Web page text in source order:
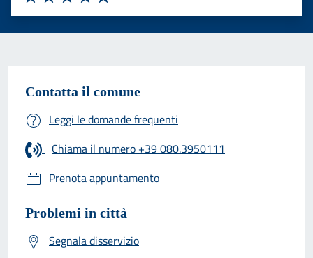
Valuta 5 stelle su 5
Valuta 4 stelle su 5
Valuta 3 stelle su 5
Valuta 2 stelle su 5
Valuta 1 stelle su 5
Contatta il comune
Leggi le domande frequenti
Chiama il numero +39 080.3950111
Prenota appuntamento
Problemi in città
Segnala disservizio